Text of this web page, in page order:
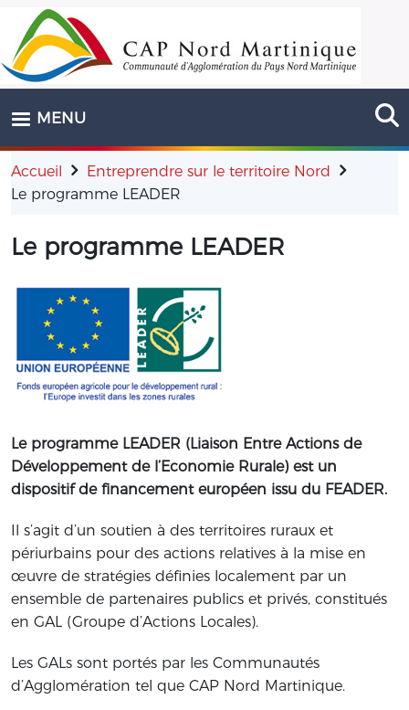
Aller au contenu principal
MENU
Accueil
Entreprendre sur le territoire Nord
Le programme LEADER
Le programme LEADER
Le programme LEADER (Liaison Entre Actions de
Développement de l’Economie Rurale) est un
dispositif de financement européen issu du FEADER.
Il s’agit d’un soutien à des territoires ruraux et
périurbains pour des actions relatives à la mise en
œuvre de stratégies définies localement par un
ensemble de partenaires publics et privés, constitués
en GAL (Groupe d’Actions Locales).
Les GALs sont portés par les Communautés
d’Agglomération tel que CAP Nord Martinique.